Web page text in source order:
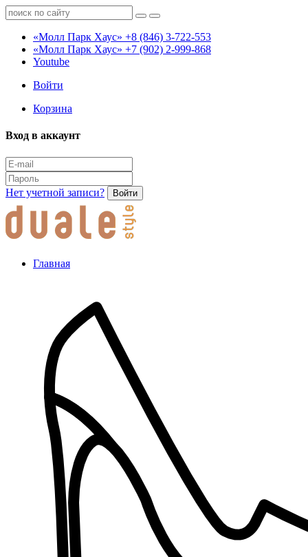
«Молл Парк Хаус» +8 (846) 3-722-553
«Молл Парк Хаус» +7 (902) 2-999-868
Youtube
Войти
Корзина
Вход в аккаунт
Нет учетной записи? Войти
Главная